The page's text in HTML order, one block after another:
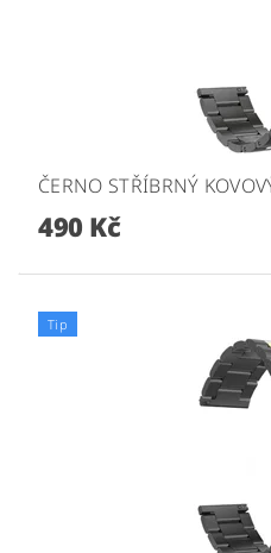
ČERNO STŘÍBRNÝ
490 Kč
Tip